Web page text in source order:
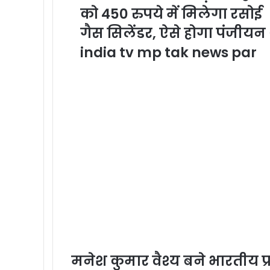
को 450 रुपये में मिलेगा रसोई
गैस सिलेंडर, ऐसे होगा पंजीयन
india tv mp tak news par
मनेश कुमार वैश्य बने भारतीय